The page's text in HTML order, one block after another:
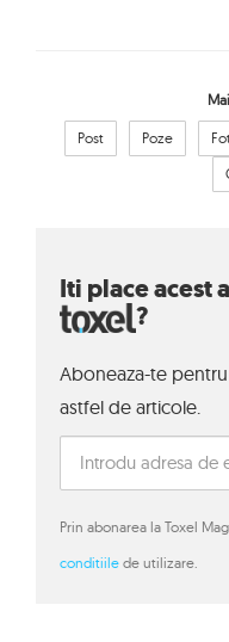
Post Poze
Iti place acest
?
Aboneaza-te
astfel de articole.
Prin abonarea la Toxel
conditiile de utilizare.